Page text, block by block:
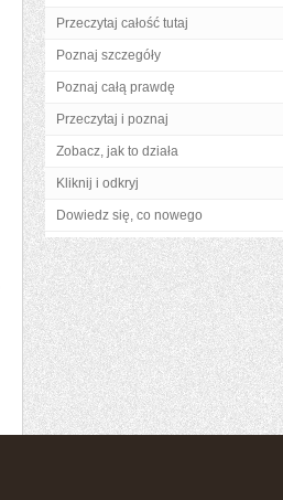
Przeczytaj całość tutaj
Poznaj szczegóły
Poznaj całą prawdę
Przeczytaj i poznaj
Zobacz, jak to działa
Kliknij i odkryj
Dowiedz się, co nowego